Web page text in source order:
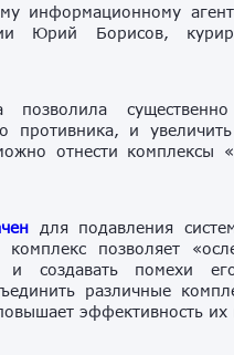
информационному
Юрий Борисов,
противника, и
отнести
для подавления
позволяет
и создавать помехи
различные
эффективность